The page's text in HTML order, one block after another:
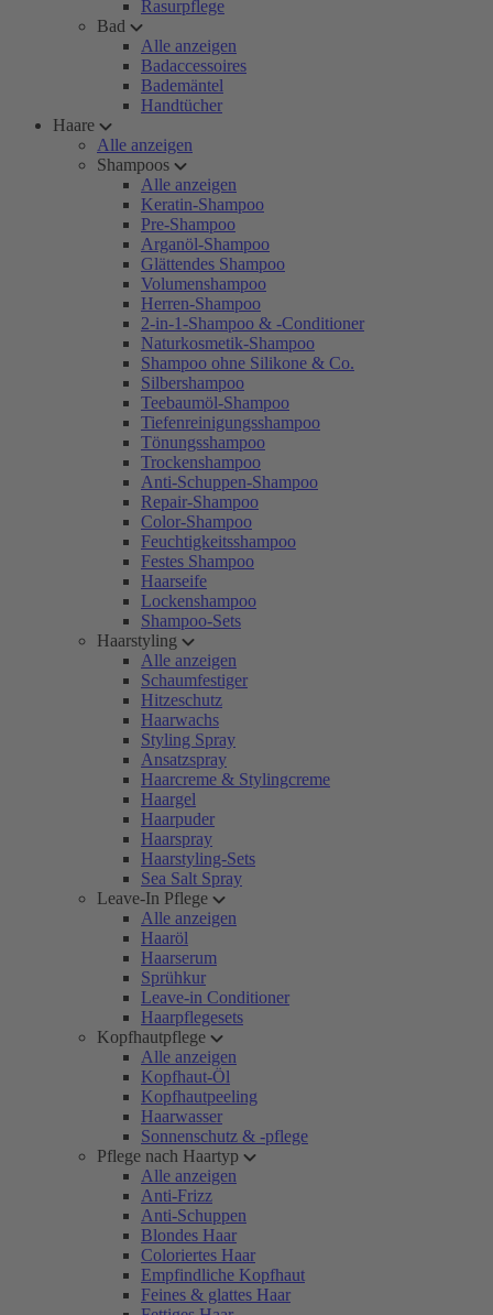
Rasurpflege
Bad
Alle anzeigen
Badaccessoires
Bademäntel
Handtücher
Haare
Alle anzeigen
Shampoos
Alle anzeigen
Keratin-Shampoo
Pre-Shampoo
Arganöl-Shampoo
Glättendes Shampoo
Volumenshampoo
Herren-Shampoo
2-in-1-Shampoo & -Conditioner
Naturkosmetik-Shampoo
Shampoo ohne Silikone & Co.
Silbershampoo
Teebaumöl-Shampoo
Tiefenreinigungsshampoo
Tönungsshampoo
Trockenshampoo
Anti-Schuppen-Shampoo
Repair-Shampoo
Color-Shampoo
Feuchtigkeitsshampoo
Festes Shampoo
Haarseife
Lockenshampoo
Shampoo-Sets
Haarstyling
Alle anzeigen
Schaumfestiger
Hitzeschutz
Haarwachs
Styling Spray
Ansatzspray
Haarcreme & Stylingcreme
Haargel
Haarpuder
Haarspray
Haarstyling-Sets
Sea Salt Spray
Leave-In Pflege
Alle anzeigen
Haaröl
Haarserum
Sprühkur
Leave-in Conditioner
Haarpflegesets
Kopfhautpflege
Alle anzeigen
Kopfhaut-Öl
Kopfhautpeeling
Haarwasser
Sonnenschutz & -pflege
Pflege nach Haartyp
Alle anzeigen
Anti-Frizz
Anti-Schuppen
Blondes Haar
Coloriertes Haar
Empfindliche Kopfhaut
Feines & glattes Haar